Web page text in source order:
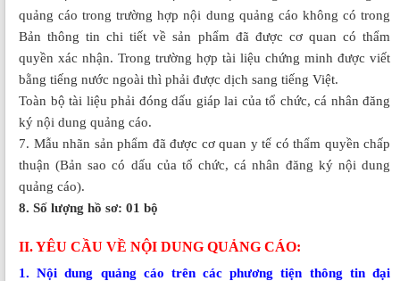
quảng cáo trong trường hợp nội dung quảng cáo không có trong
Bản thông tin chi tiết về sản phẩm đã được cơ quan có thẩm
quyền xác nhận. Trong trường hợp tài liệu chứng minh được viết
bằng tiếng nước ngoài thì phải được dịch sang tiếng Việt.
Toàn bộ tài liệu phải đóng dấu giáp lai của tổ chức, cá nhân đăng
ký nội dung quảng cáo.
7. Mẫu nhãn sản phẩm đã được cơ quan y tế có thẩm quyền chấp
thuận (Bản sao có dấu của tổ chức, cá nhân đăng ký nội dung
quảng cáo).
8. Số lượng hồ sơ: 01 bộ
II. YÊU CẦU VỀ NỘI DUNG QUẢNG CÁO:
1. Nội dung quảng cáo trên các phương tiện thông tin đại